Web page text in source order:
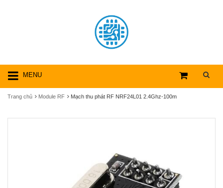
MENU
Trang chủ Module RF Mạch thu phát RF NRF24L01 2.4Ghz-100m